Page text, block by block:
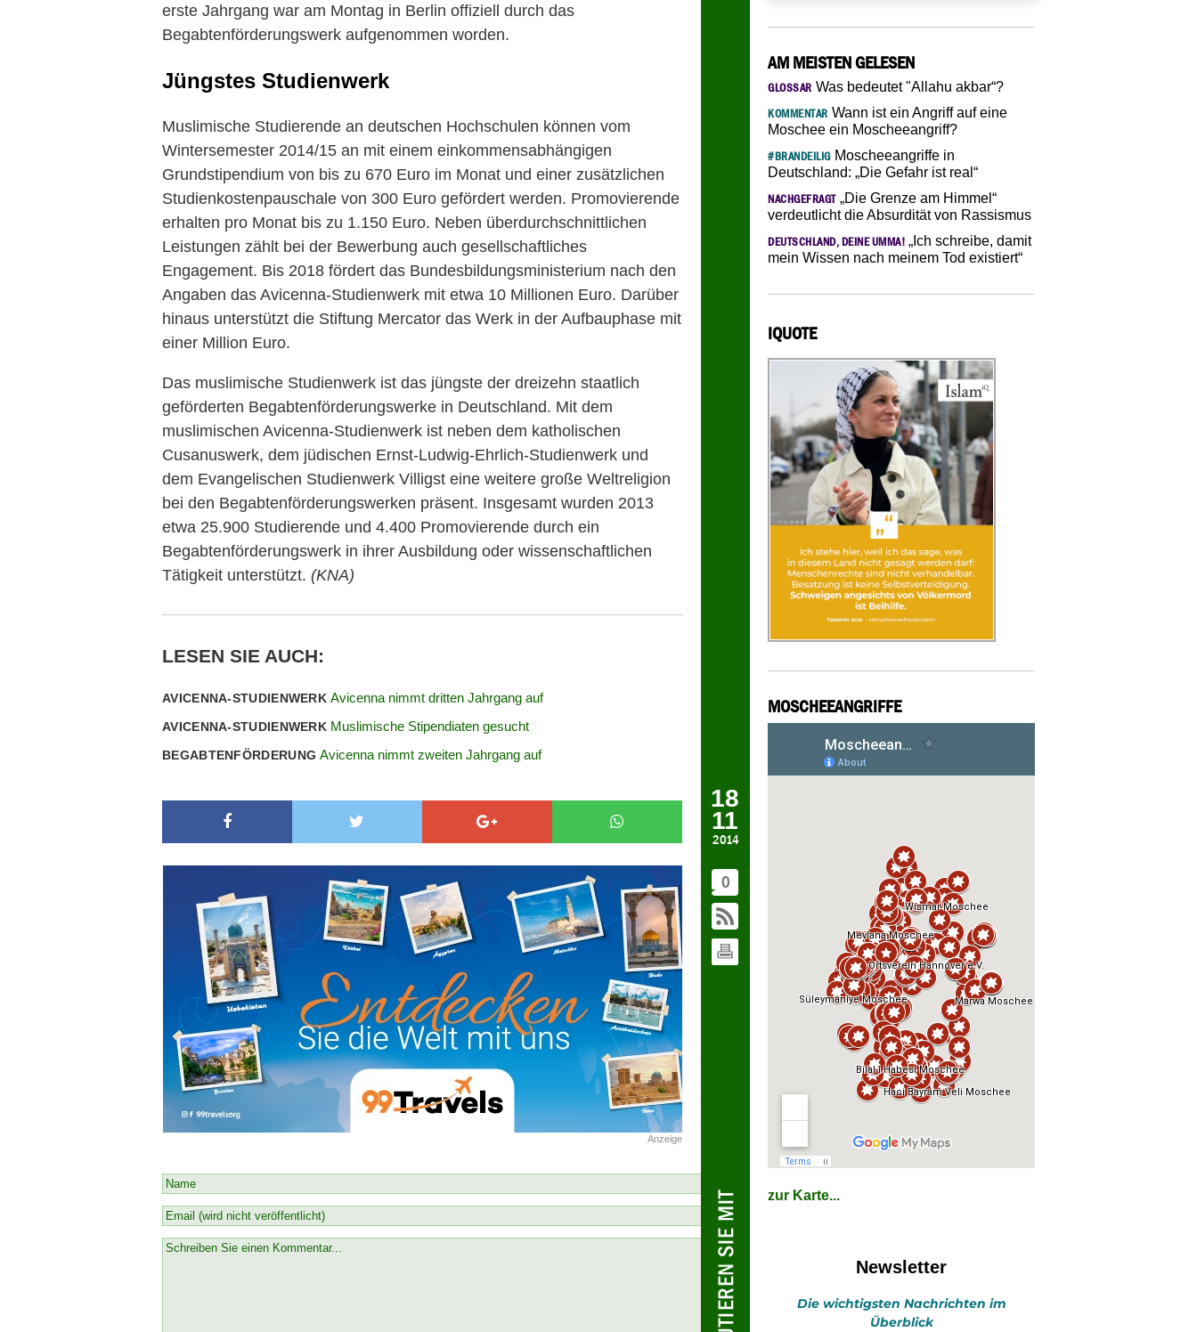
18
11
2014
0
erste Jahrgang war am Montag in Berlin offiziell durch das
Begabtenförderungswerk aufgenommen worden.
Jüngstes Studienwerk
Muslimische Studierende an deutschen Hochschulen können vom
Wintersemester 2014/15 an mit einem einkommensabhängigen
Grundstipendium von bis zu 670 Euro im Monat und einer zusätzlichen
Studienkostenpauschale von 300 Euro gefördert werden. Promovierende
erhalten pro Monat bis zu 1.150 Euro. Neben überdurchschnittlichen
Leistungen zählt bei der Bewerbung auch gesellschaftliches
Engagement. Bis 2018 fördert das Bundesbildungsministerium nach den
Angaben das Avicenna-Studienwerk mit etwa 10 Millionen Euro. Darüber
hinaus unterstützt die Stiftung Mercator das Werk in der Aufbauphase mit
einer Million Euro.
Das muslimische Studienwerk ist das jüngste der dreizehn staatlich
geförderten Begabtenförderungswerke in Deutschland. Mit dem
muslimischen Avicenna-Studienwerk ist neben dem katholischen
Cusanuswerk, dem jüdischen Ernst-Ludwig-Ehrlich-Studienwerk und
dem Evangelischen Studienwerk Villigst eine weitere große Weltreligion
bei den Begabtenförderungswerken präsent. Insgesamt wurden 2013
etwa 25.900 Studierende und 4.400 Promovierende durch ein
Begabtenförderungswerk in ihrer Ausbildung oder wissenschaftlichen
Tätigkeit unterstützt. (KNA)
LESEN SIE AUCH:
AVICENNA-STUDIENWERKAvicenna nimmt dritten Jahrgang auf
AVICENNA-STUDIENWERK Muslimische Stipendiaten gesucht
BEGABTENFÖRDERUNGAvicenna nimmt zweiten Jahrgang auf
Anzeige
AM MEISTEN GELESEN
GLOSSAR Was bedeutet "Allahu akbar“?
KOMMENTAR Wann ist ein Angriff auf eine
Moschee ein Moscheeangriff?
#BRANDEILIGMoscheeangriffe in
Deutschland: „Die Gefahr ist real“
NACHGEFRAGT„Die Grenze am Himmel“
verdeutlicht die Absurdität von Rassismus
DEUTSCHLAND, DEINE UMMA! „Ich schreibe, damit
mein Wissen nach meinem Tod existiert“
IQUOTE
MOSCHEEANGRIFFE
zur Karte...
Newsletter
Die wichtigsten Nachrichten im
Überblick